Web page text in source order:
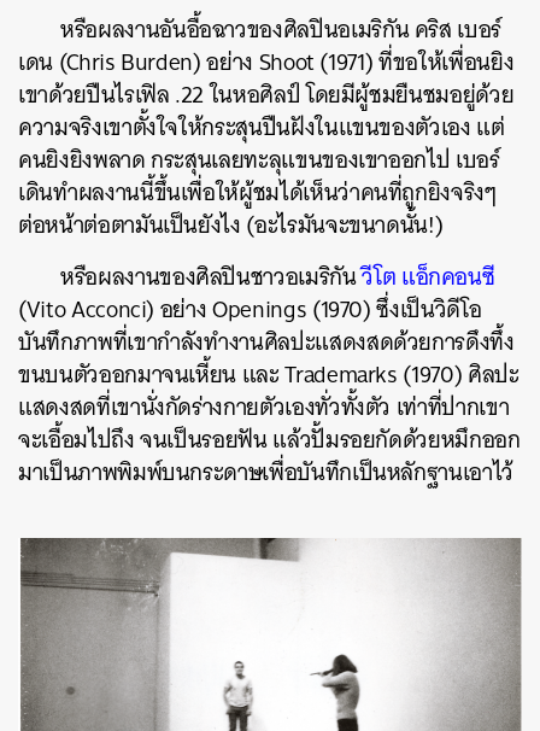
หรือผลงานอันอื้อฉาวของศิลปินอเมริกัน คริส เบอร์
เดน (Chris Burden) อย่าง Shoot (1971) ที่ขอให้เพื่อนยิง
เขาด้วยปืนไรเฟิล .22 ในหอศิลป์ โดยมีผู้ชมยืนชมอยู่ด้วย
ความจริงเขาตั้งใจให้กระสุนปืนฝังในแขนของตัวเอง แต่
คนยิงยิงพลาด กระสุนเลยทะลุแขนของเขาออกไป เบอร์
เดินทำผลงานนี้ขึ้นเพื่อให้ผู้ชมได้เห็นว่าคนที่ถูกยิงจริงๆ
ต่อหน้าต่อตามันเป็นยังไง (อะไรมันจะขนาดนั้น!)
หรือผลงานของศิลปินชาวอเมริกันวีโต แอ็กคอนซี
(Vito Acconci)อย่าง Openings (1970) ซึ่งเป็นวิดีโอ
บันทึกภาพที่เขากำลังทำงานศิลปะแสดงสดด้วยการดึงทึ้ง
ขนบนตัวออกมาจนเหี้ยน และ Trademarks (1970) ศิลปะ
แสดงสดที่เขานั่งกัดร่างกายตัวเองทั่วทั้งตัว เท่าที่ปากเขา
จะเอื้อมไปถึง จนเป็นรอยฟัน แล้วปั้มรอยกัดด้วยหมึกออก
มาเป็นภาพพิมพ์บนกระดาษเพื่อบันทึกเป็นหลักฐานเอาไว้